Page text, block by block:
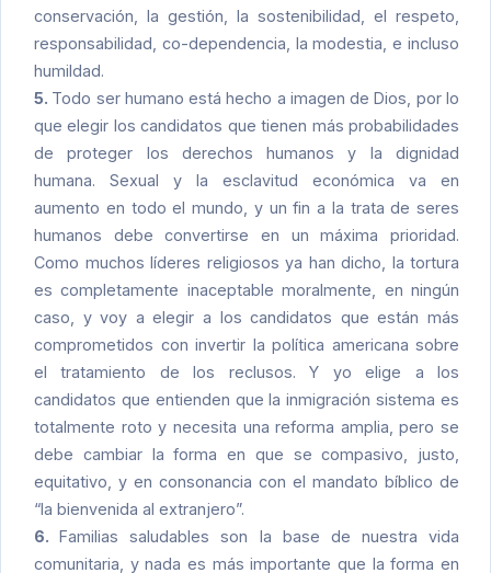
conservación, la gestión, la sostenibilidad, el respeto,
responsabilidad, co-dependencia, la modestia, e incluso
humildad.
5. Todo ser humano está hecho a imagen de Dios, por lo
que elegir los candidatos que tienen más probabilidades
de proteger los derechos humanos y la dignidad
humana. Sexual y la esclavitud económica va en
aumento en todo el mundo, y un fin a la trata de seres
humanos debe convertirse en un máxima prioridad.
Como muchos líderes religiosos ya han dicho, la tortura
es completamente inaceptable moralmente, en ningún
caso, y voy a elegir a los candidatos que están más
comprometidos con invertir la política americana sobre
el tratamiento de los reclusos. Y yo elige a los
candidatos que entienden que la inmigración sistema es
totalmente roto y necesita una reforma amplia, pero se
debe cambiar la forma en que se compasivo, justo,
equitativo, y en consonancia con el mandato bíblico de
“la bienvenida al extranjero”.
6.Familias saludables son la base de nuestra vida
comunitaria, y nada es más importante que la forma en